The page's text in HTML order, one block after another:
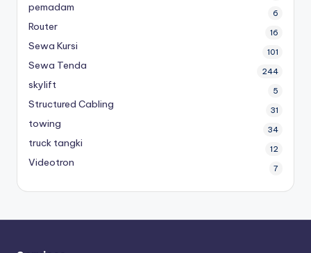
pemadam 6
Router 16
Sewa Kursi 101
Sewa Tenda 244
skylift 5
Structured Cabling 31
towing 34
truck tangki 12
Videotron 7